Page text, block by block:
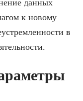
данных
к новому
в